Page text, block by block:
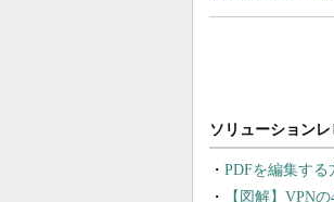
PDFを編集す
【図解】VPN